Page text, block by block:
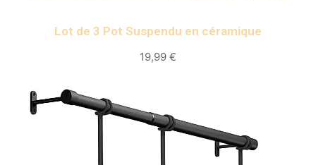
Lot de 3 Pot Suspendu en céramique
19,99 €